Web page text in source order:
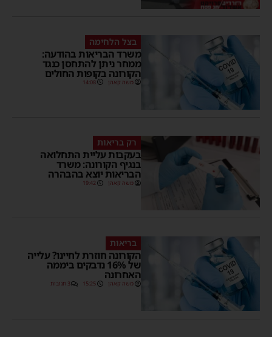
בצל הלחימה
משרד הבריאות בהודעה:
ממחר ניתן להתחסן כנגד
הקורונה בקופות החולים
משה קאהן 14:08
רק בריאות
בעקבות עליית התחלואה
בנגיף הקורונה: משרד
הבריאות יוצא בהבהרה
משה קאהן 19:42
בריאות
הקורונה חוזרת לחיינו? עלייה
של 16% נדבקים ביממה
האחרונה
משה קאהן 15:25 3 תגובות